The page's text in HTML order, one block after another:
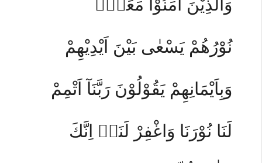
وَالَّذِيْنَ اٰمَنُوْا مَعَهٗۚ
نُوْرُهُمْ يَسْعٰى بَيْنَ اَيْدِيْهِمْ
وَبِاَيْمَانِهِمْ يَقُوْلُوْنَ رَبَّنَآ اَتْمِمْ
لَنَا نُوْرَنَا وَاغْفِرْ لَنَاۚ اِنَّكَ